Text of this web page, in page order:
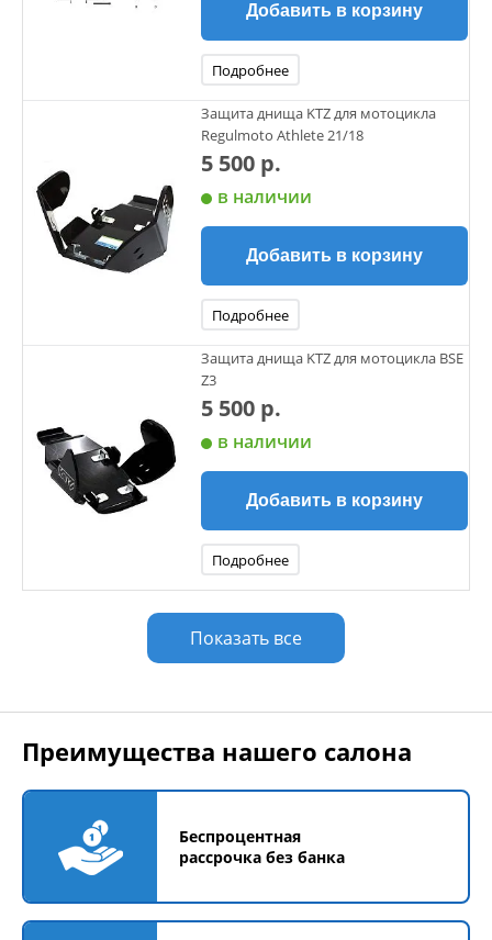
Добавить в корзину
Подробнее
Защита днища KTZ для мотоцикла
Regulmoto Athlete 21/18
5 500 р.
в наличии
Добавить в корзину
Подробнее
Защита днища KTZ для мотоцикла BSE
Z3
5 500 р.
в наличии
Добавить в корзину
Подробнее
Показать все
Преимущества нашего салона
Беспроцентная
рассрочка без банка